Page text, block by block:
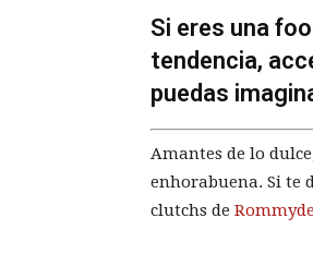
Si eres una
tendencia,
puedas
Amantes de lo
enhorabuena. Si te
clutchs de